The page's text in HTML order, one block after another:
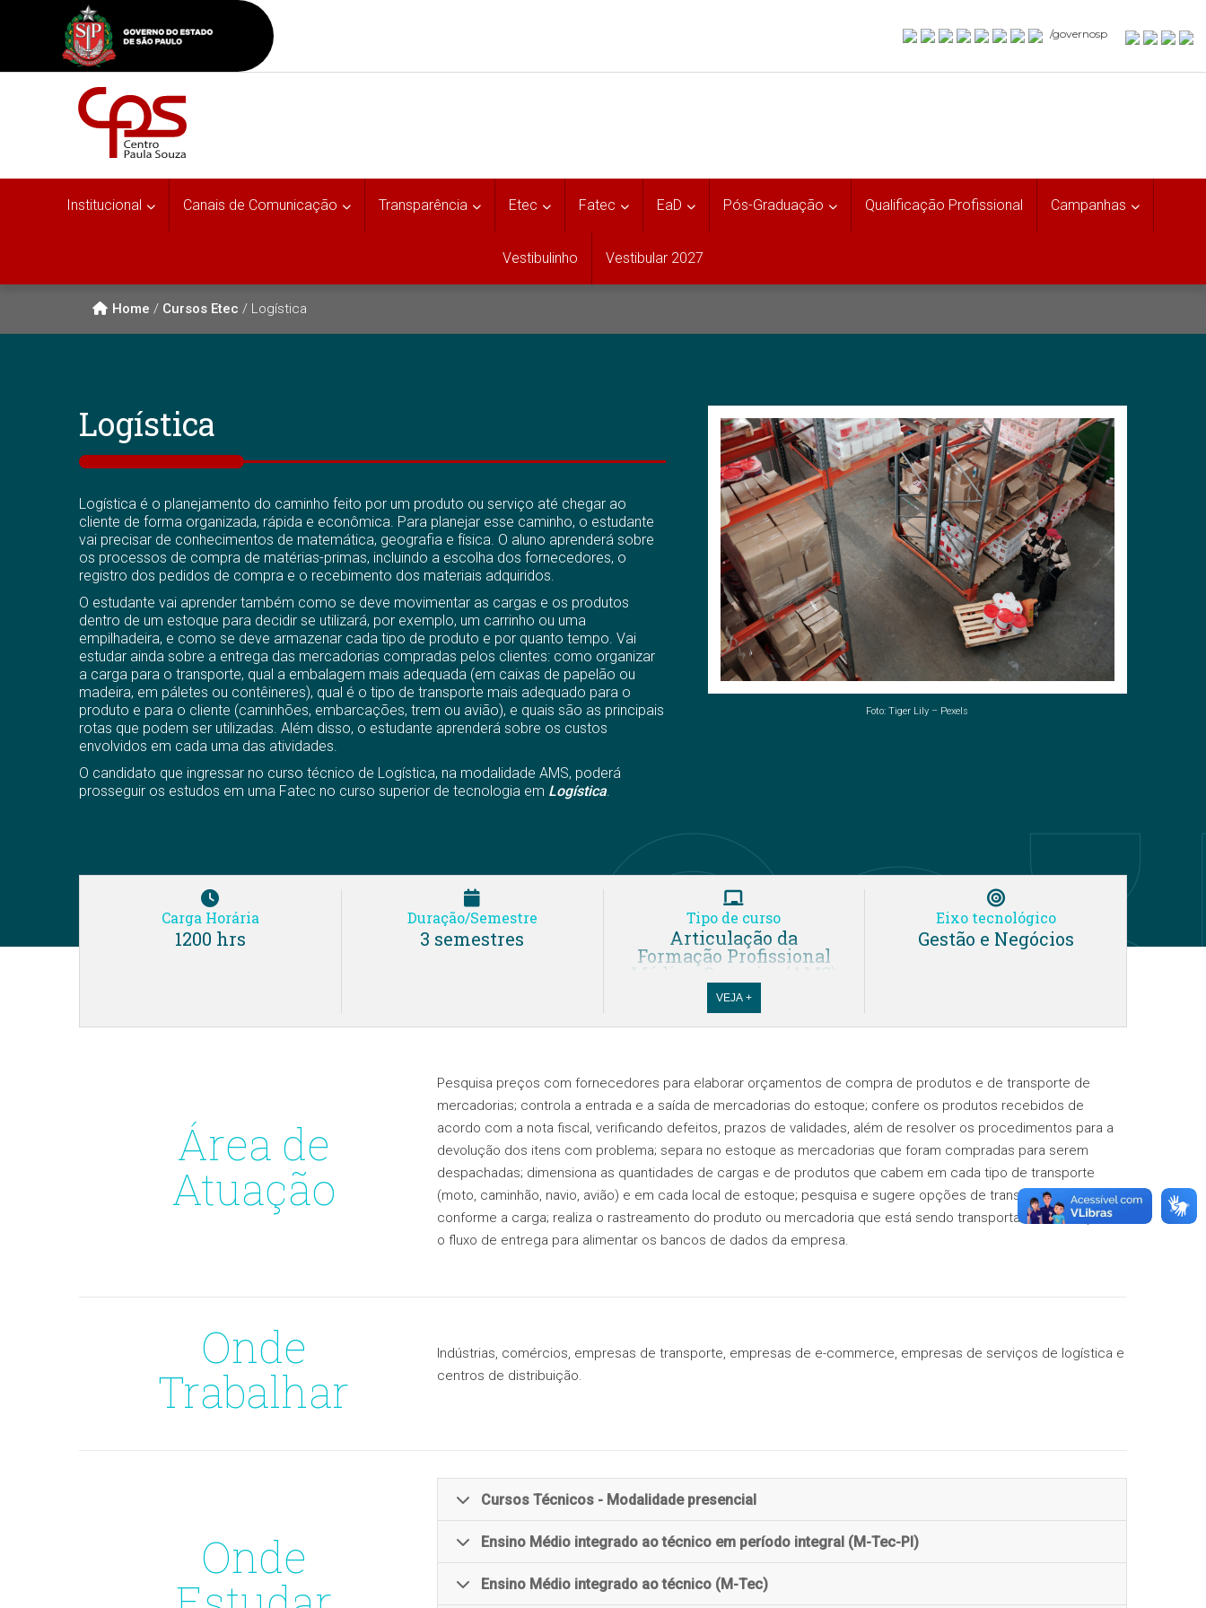
/governosp
Institucional Canais de Comunicação Transparência Etec Fatec EaD Pós-Graduação Qualificação Profissional Campanhas
Vestibulinho Vestibular 2027
Home / Cursos Etec / Logística
Foto: Tiger Lily – Pexels
Logística
Logística é o planejamento do caminho feito por um produto ou serviço até chegar ao
cliente de forma organizada, rápida e econômica. Para planejar esse caminho, o estudante
vai precisar de conhecimentos de matemática, geografia e física. O aluno aprenderá sobre
os processos de compra de matérias-primas, incluindo a escolha dos fornecedores, o
registro dos pedidos de compra e o recebimento dos materiais adquiridos.
O estudante vai aprender também como se deve movimentar as cargas e os produtos
dentro de um estoque para decidir se utilizará, por exemplo, um carrinho ou uma
empilhadeira, e como se deve armazenar cada tipo de produto e por quanto tempo. Vai
estudar ainda sobre a entrega das mercadorias compradas pelos clientes: como organizar
a carga para o transporte, qual a embalagem mais adequada (em caixas de papelão ou
madeira, em páletes ou contêineres), qual é o tipo de transporte mais adequado para o
produto e para o cliente (caminhões, embarcações, trem ou avião), e quais são as principais
rotas que podem ser utilizadas. Além disso, o estudante aprenderá sobre os custos
envolvidos em cada uma das atividades.
O candidato que ingressar no curso técnico de Logística, na modalidade AMS, poderá
prosseguir os estudos em uma Fatec no curso superior de tecnologia em Logística.
Carga Horária
1200 hrs
Duração/Semestre
3 semestres
Tipo de curso
Articulação da
Formação Profissional
Média e Superior (AMS)
Cursos Técnicos -
Modalidade Presencial
integrado ao técnico
(M-Tec)
Ensino Médio
integrado ao técnico
em período integral
(M-Tec-PI)
Ensino Médio
integrado ao técnico no
período noturno (M-
VEJA +
Eixo tecnológico
Gestão e Negócios
Área de
Atuação
Pesquisa preços com fornecedores para elaborar orçamentos de compra de produtos e de transporte de
mercadorias; controla a entrada e a saída de mercadorias do estoque; confere os produtos recebidos de
acordo com a nota fiscal, verificando defeitos, prazos de validades, além de resolver os procedimentos para a
devolução dos itens com problema; separa no estoque as mercadorias que foram compradas para serem
despachadas; dimensiona as quantidades de cargas e de produtos que cabem em cada tipo de transporte
(moto, caminhão, navio, avião) e em cada local de estoque; pesquisa e sugere opções de transporte e rotas
conforme a carga; realiza o rastreamento do produto ou mercadoria que está sendo transportado e acompanha
o fluxo de entrega para alimentar os bancos de dados da empresa.
Onde
Trabalhar
Indústrias, comércios, empresas de transporte, empresas de e-commerce, empresas de serviços de logística e
centros de distribuição.
Onde
Cursos Técnicos - Modalidade presencial
Cubatão
Etec de Cubatão
Guarujá
Ensino Médio integrado ao técnico em período integral (M-Tec-PI)
Santana de Parnaíba Campinas
Ensino Médio integrado ao técnico (M-Tec)